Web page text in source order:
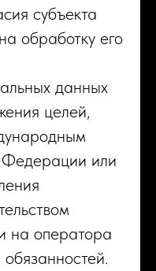
субъекта
обработку его
данных
целей,
Федерации или
на оператора